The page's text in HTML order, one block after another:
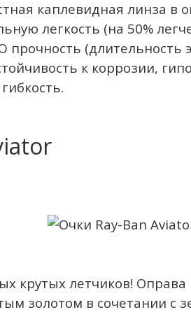
каплевидная линза в
легкость (на 50%
(длительность
к коррозии,
крутых летчиков!
золотом в сочетании с